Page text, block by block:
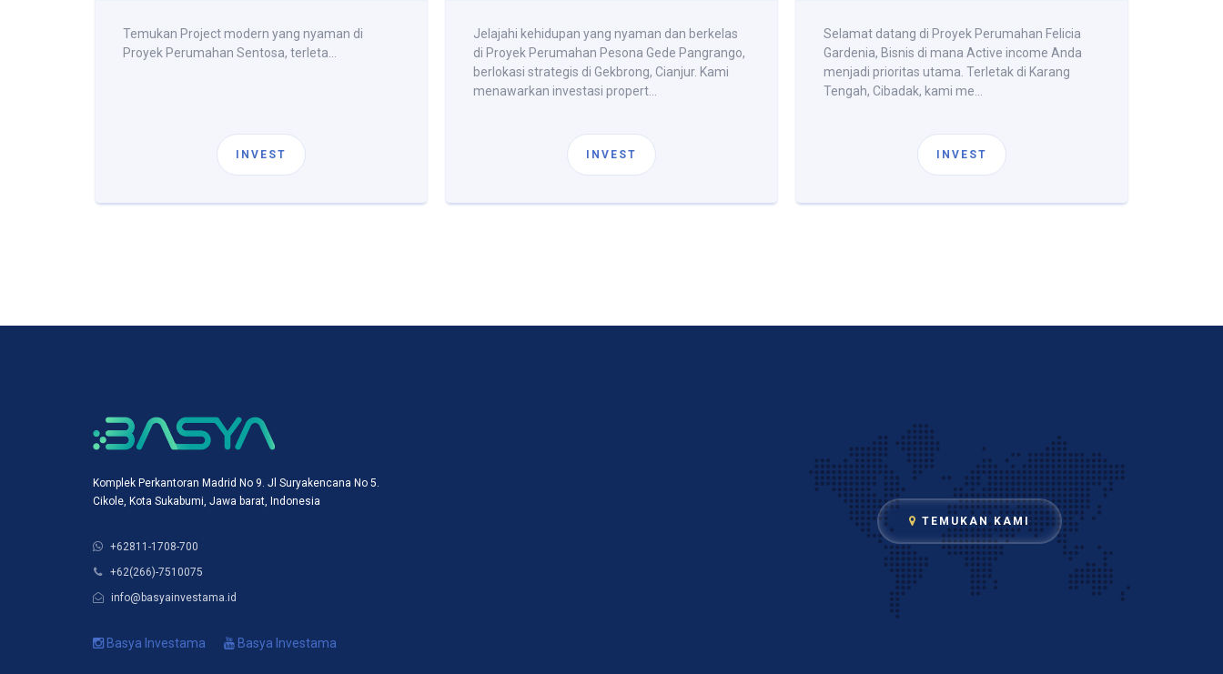
Temukan Project modern yang nyaman di
Proyek Perumahan Sentosa, terleta...
INVEST
Jelajahi kehidupan yang nyaman dan berkelas
di Proyek Perumahan Pesona Gede Pangrango,
berlokasi strategis di Gekbrong, Cianjur. Kami
menawarkan investasi propert...
INVEST
Selamat datang di Proyek Perumahan Felicia
Gardenia, Bisnis di mana Active income Anda
menjadi prioritas utama. Terletak di Karang
Tengah, Cibadak, kami me...
INVEST
Komplek Perkantoran Madrid No 9. Jl Suryakencana No 5.
Cikole, Kota Sukabumi, Jawa barat, Indonesia
+62811-1708-700
+62(266)-7510075
info@basyainvestama.id
Basya Investama Basya Investama
TEMUKAN KAMI